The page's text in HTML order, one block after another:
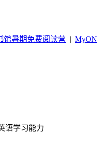
馆暑期免费阅读营 | MyON
语学习能力